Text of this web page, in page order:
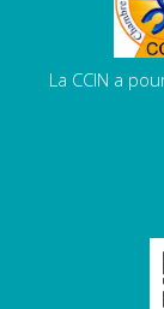
La CCIN a